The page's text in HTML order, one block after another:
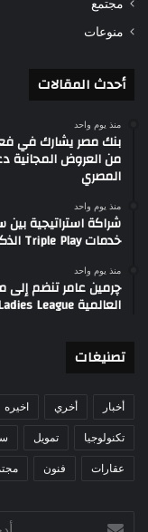
مجتمع
منوعات
أحدث المقالات
منذ يوم واحد
بنك مصر يشارك في
من العروض المجانية
المصري
منذ يوم واحد
شراكة استراتيجية
خدمات Triple Play الذكية بمشروع داون تاون بالعلمين الجديدة
منذ يوم واحد
العالمية All Ladies League عن الإعلام الرقمي والتجارة الإلكترونية
تصنيغات
أخبار أخري اخيره
تكنولوجيا تمويل
عقارات فنون